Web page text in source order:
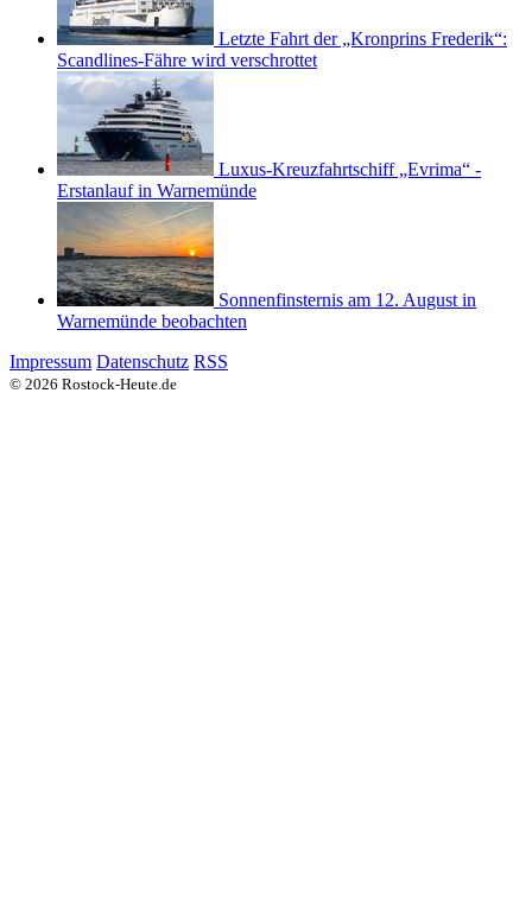
Letzte Fahrt der „Kronprins Frederik“:
Scandlines-Fähre wird verschrottet
Luxus-Kreuzfahrtschiff „Evrima“ -
Erstanlauf in Warnemünde
Sonnenfinsternis am 12. August in
Warnemünde beobachten
Impressum Datenschutz RSS
© 2026 Rostock-Heute.de